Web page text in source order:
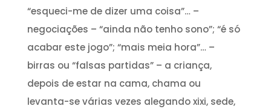
“esqueci-me de dizer uma coisa”… –
negociações – “ainda não tenho sono”; “é só
acabar este jogo”; “mais meia hora”… –
birras ou “falsas partidas” – a criança,
depois de estar na cama, chama ou
levanta-se várias vezes alegando xixi, sede,